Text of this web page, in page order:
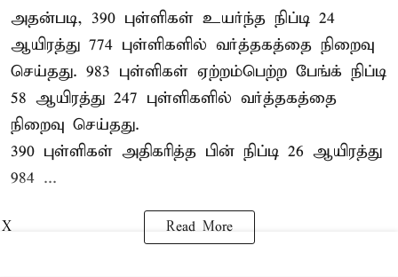
அதன்படி, 390 புள்ளிகள் உயர்ந்த நிப்டி 24
ஆயிரத்து 774 புள்ளிகளில் வர்த்தகத்தை நிறைவு
செய்தது. 983 புள்ளிகள் ஏற்றம்பெற்ற பேங்க் நிப்டி
58 ஆயிரத்து 247 புள்ளிகளில் வர்த்தகத்தை
நிறைவு செய்தது.
390 புள்ளிகள் அதிகரித்த பின் நிப்டி 26 ஆயிரத்து
984 ...
Read More
X